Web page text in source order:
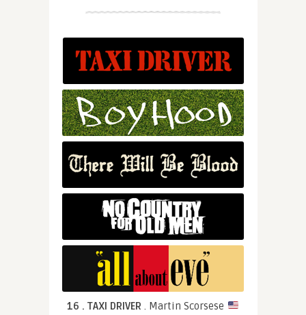
16 . TAXI DRIVER. Martin Scorsese